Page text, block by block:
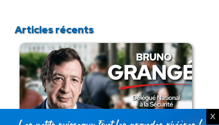
Articles récents
X